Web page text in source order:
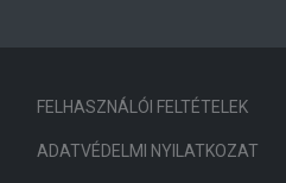
FELHASZNÁLÓI FELTÉTELEK
ADATVÉDELMI NYILATKOZAT